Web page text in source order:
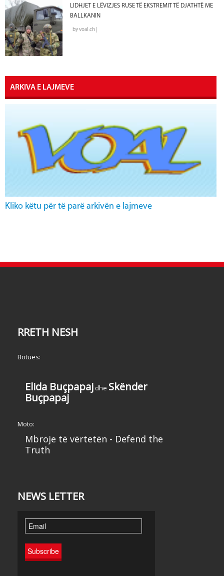
LIDHJET E LËVIZJES RUSE TË EKSTREMIT TË DJATHTË ME
BALLKANIN
by voal.ch |
ARKIVA E LAJMEVE
Kliko këtu për të parë arkivën e lajmeve
RRETH NESH
Botues:
Elida Buçpapaj dhe Skënder
Buçpapaj
Moto:
Mbroje të vërtetën - Defend the
Truth
NEWS LETTER